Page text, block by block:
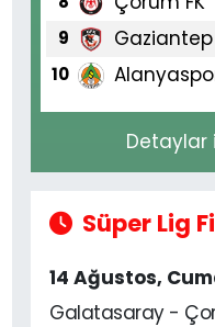
9 Gaziantep
10
Detaylar
Süper Lig
14 Ağustos,
Galatasaray -